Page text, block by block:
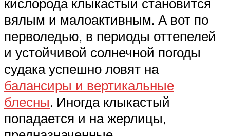
вялым и малоактивным. А вот по
перволедью, в периоды оттепелей
и устойчивой солнечной погоды
судака успешно ловят на
балансиры и вертикальные
блесны. Иногда клыкастый
попадается и на жерлицы,